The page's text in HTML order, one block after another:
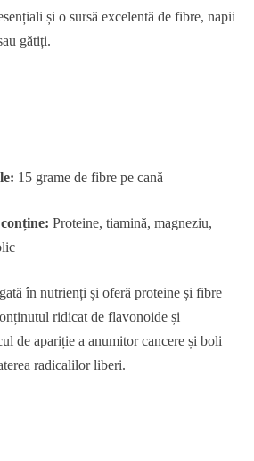
și o sursă excelentă de fibre, napii
gătiți.
15 grame de fibre pe cană
Proteine, tiamină, magneziu,
în nutrienți și oferă proteine ​​și fibre
ridicat de flavonoide și
de apariție a anumitor cancere și boli
radicalilor liberi.